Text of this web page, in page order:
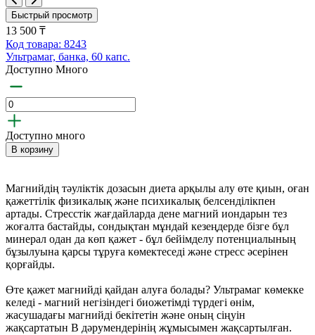
Быстрый просмотр
13 500 ₸
Код товара: 8243
Ультрамаг, банка, 60 капс.
Доступно Много
Доступно много
В корзину
Магнийдің тәуліктік дозасын диета арқылы алу өте қиын, оған
қажеттілік физикалық және психикалық белсенділікпен
артады. Стресстік жағдайларда дене магний иондарын тез
жоғалта бастайды, сондықтан мұндай кезеңдерде бізге бұл
минерал одан да көп қажет - бұл бейімделу потенциалының
бұзылуына қарсы тұруға көмектеседі және стресс әсерінен
қорғайды.
Өте қажет магнийді қайдан алуға болады? Ультрамаг көмекке
келеді - магний негізіндегі биожетімді түрдегі өнім,
жасушадағы магнийді бекітетін және оның сіңуін
жақсартатын В дәрумендерінің жұмысымен жақсартылған.